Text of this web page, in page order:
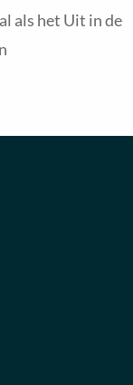
als het Uit in de